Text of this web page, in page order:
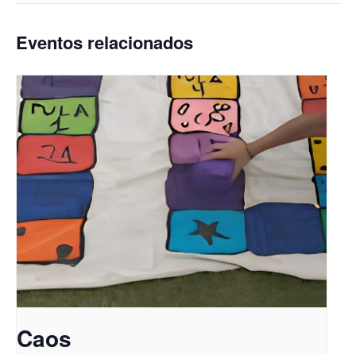
Eventos relacionados
Caos